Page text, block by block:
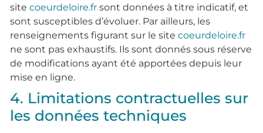
site coeurdeloire.fr sont données à titre indicatif, et
sont susceptibles d’évoluer. Par ailleurs, les
renseignements figurant sur le site coeurdeloire.fr
ne sont pas exhaustifs. Ils sont donnés sous réserve
de modifications ayant été apportées depuis leur
mise en ligne.
4. Limitations contractuelles sur
les données techniques